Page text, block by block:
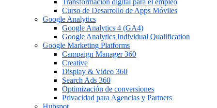
Curso de Desarrollo de Apps Móviles
Google Analytics
Google Analytics 4 (GA4)
Google Analytics Individual Qualification
Google Marketing Platforms
Campaign Manager 360
Creative
Display & Video 360
Search Ads 360
Optimización de conversiones
Privacidad para Agencias y Partners
Hubspot